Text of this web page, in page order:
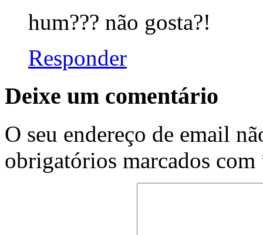
hum??? não gosta?!
Responder
Deixe um comentário
O seu endereço de email
obrigatórios marcados com